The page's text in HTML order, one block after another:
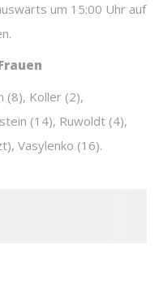
um 15:00 Uhr auf
(8), Koller (2),
(14), Ruwoldt (4),
Vasylenko (16).